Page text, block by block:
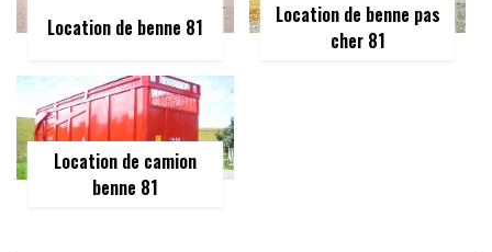
Location de benne 81
Location de benne pas
cher 81
Location de camion
benne 81